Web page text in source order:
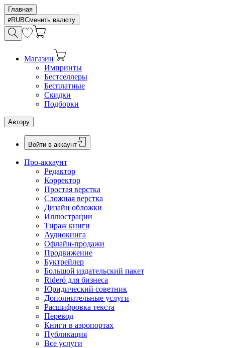
Главная
RUBСменить валюту
Магазин
Импринты
Бестселлеры
Бесплатные
Скидки
Подборки
Автору
Войти в аккаунт
Про-аккаунт
Редактор
Корректор
Простая верстка
Сложная верстка
Дизайн обложки
Иллюстрации
Тираж книги
Аудиокнига
Офлайн-продажи
Продвижение
Буктрейлер
Большой издательский пакет
Rideró для бизнеса
Юридический советник
Дополнительные услуги
Расшифровка текста
Перевод
Книги в аэропортах
Публикация
Все услуги